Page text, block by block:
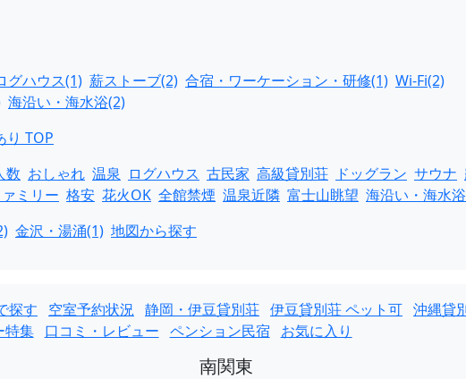
グハウス(1) 薪ストーブ(2) 合宿・ワーケーション・研修(1) Wi-Fi(2)
海沿い・海水浴(2)
り TOP
数 おしゃれ 温泉 ログハウス 古民家 高級貸別荘 ドッグラン サウナ
ミリー 格安 花火OK 全館禁煙 温泉近隣 富士山眺望 海沿い・海水浴
金沢・湯涌(1) 地図から探す
探す 空室予約状況 静岡・伊豆貸別荘 伊豆貸別荘 ペット可 沖縄貸
特集 口コミ・レビュー ペンション民宿 お気に入り
南関東